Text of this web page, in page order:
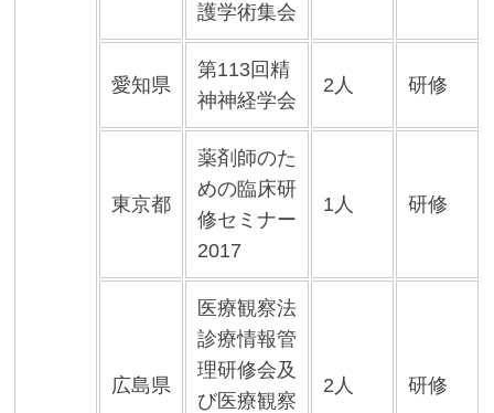
護学術集会
愛知県
第113回精
神神経学会
2人 研修
東京都
薬剤師のた
めの臨床研
修セミナー
2017
1人 研修
広島県
医療観察法
診療情報管
理研修会及
び医療観察
2人 研修